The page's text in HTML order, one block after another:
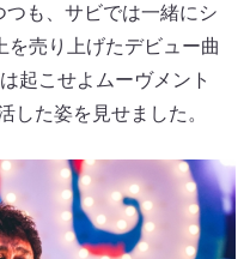
も、サビでは一緒にシ
を売り上げたデビュー曲
起こせよムーヴメント
した姿を見せました。